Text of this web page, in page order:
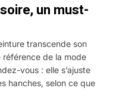
un must-
transcende son
référence de la mode
vous : elle s’ajuste
hanches, selon ce que